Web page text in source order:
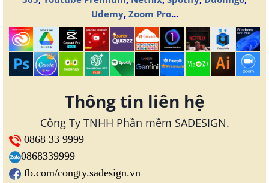
Udemy, Zoom Pro...
Thông tin liên hệ
Công Ty TNHH Phần mềm SADESIGN.
0868 33 9999
0868339999
fb.com/congty.sadesign.vn